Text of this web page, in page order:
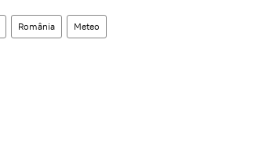
România Meteo